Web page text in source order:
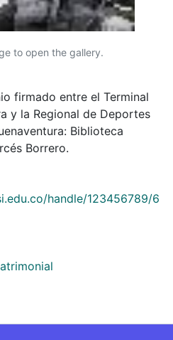
to open the gallery.
firmado entre el Terminal
y la Regional de Deportes
Biblioteca
Borrero.
handle/123456789/6